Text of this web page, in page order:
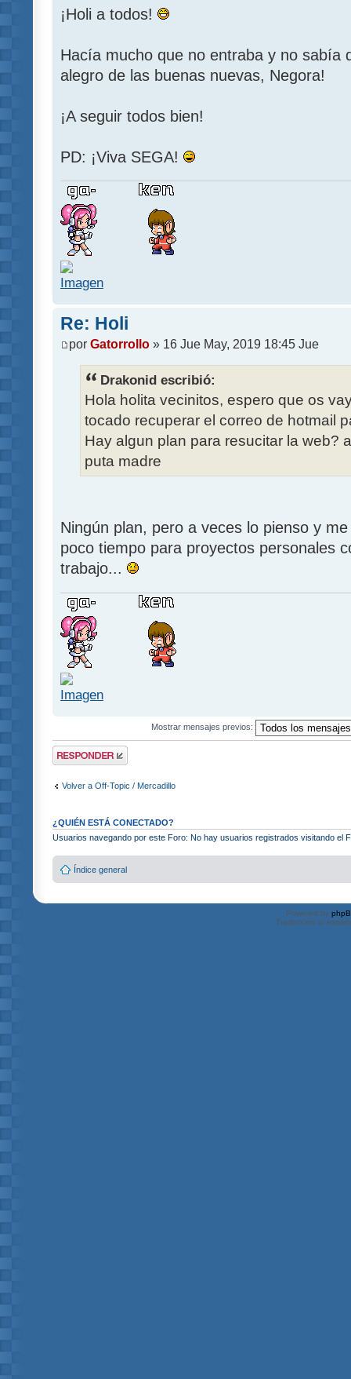
¡Holi a todos!
Hacía mucho que no entraba y no sabía
alegro de las buenas nuevas, Negora!
¡A seguir todos bien!
PD: ¡Viva SEGA!
Re: Holi
por Gatorrollo » 16 Jue May, 2019 18:45 Jue
Drakonid escribió:
Hola holita vecinitos, espero que os
tocado recuperar el correo de hotmail
Hay algun plan para resucitar la web?
puta madre
Ningún plan, pero a veces lo pienso y
poco tiempo para proyectos personales
trabajo...
Mostrar mensajes previos:
Publicar una
respuesta
Volver a Off-Topic / Mercadillo
¿QUIÉN ESTÁ CONECTADO?
Usuarios navegando por este Foro: No hay usuarios registrados visitando el
Índice general
Powered by
Traducción al